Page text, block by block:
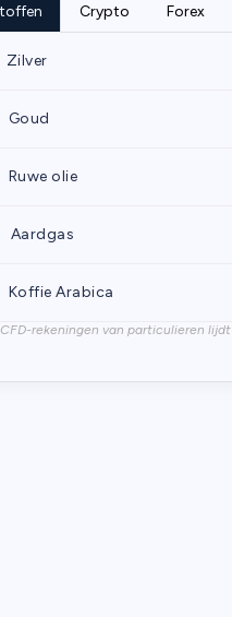
Crypto Forex
Zilver
Goud
Ruwe olie
Aardgas
Koffie Arabica
CFD-rekeningen van particulieren lijdt